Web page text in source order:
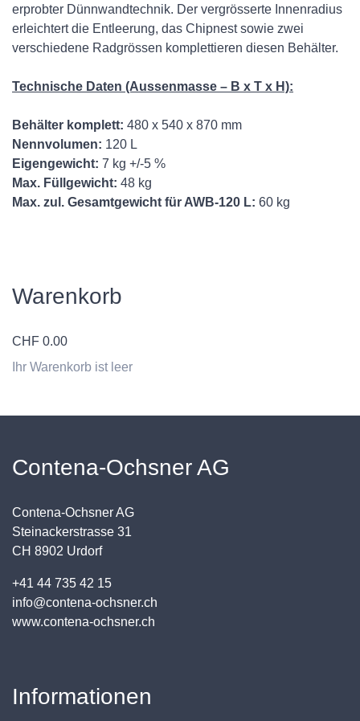
erprobter Dünnwandtechnik. Der vergrösserte Innenradius
erleichtert die Entleerung, das Chipnest sowie zwei
verschiedene Radgrössen komplettieren diesen Behälter.
Technische Daten (Aussenmasse – B x T x H):
Behälter komplett: 480 x 540 x 870 mm
Nennvolumen: 120 L
Eigengewicht: 7 kg +/-5 %
Max. Füllgewicht: 48 kg
Max. zul. Gesamtgewicht für AWB-120 L: 60 kg
Warenkorb
CHF 0.00
Ihr Warenkorb ist leer
Contena-Ochsner AG
Contena-Ochsner AG
Steinackerstrasse 31
CH 8902 Urdorf
+41 44 735 42 15
info@contena-ochsner.ch
www.contena-ochsner.ch
Informationen